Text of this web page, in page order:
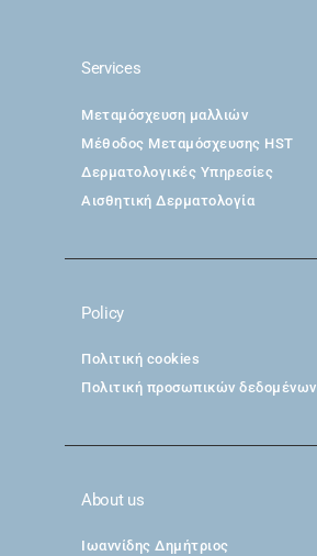
Services
Μεταμόσχευση μαλλιών
Μέθοδος Μεταμόσχευσης HST
Δερματολογικές Υπηρεσίες
Αισθητική Δερματολογία
Policy
Πολιτική cookies
Πολιτική προσωπικών δεδομένων
About us
Ιωαννίδης Δημήτριος